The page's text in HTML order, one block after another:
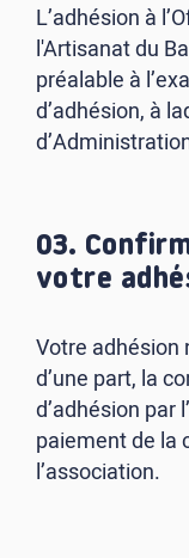
L’adhésion à
l'Artisanat du
préalable à
d’adhésion, à
03.
votre
Votre adhésion
d’une part, la
d’adhésion par
paiement de la
l’association.